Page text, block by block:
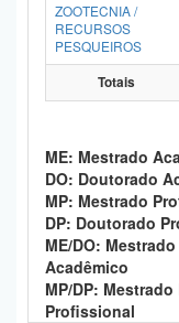
ZOOTECNIA /
RECURSOS
PESQUEIROS
Totais
ME: Mestrado
DO: Doutorado
MP: Mestrado
DP: Doutorado
ME/DO:
Acadêmico
MP/DP:
Profissional